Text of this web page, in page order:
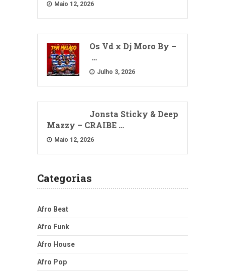
Maio 12, 2026
Os Vd x Dj Moro By –
…
Julho 3, 2026
Jonsta Sticky & Deep
Mazzy – CRAIBE …
Maio 12, 2026
Categorias
Afro Beat
Afro Funk
Afro House
Afro Pop